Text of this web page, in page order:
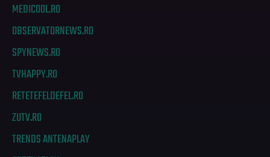
MEDICOOL.RO
OBSERVATORNEWS.RO
SPYNEWS.RO
TVHAPPY.RO
RETETEFELDEFEL.RO
ZUTV.RO
TRENDS ANTENAPLAY